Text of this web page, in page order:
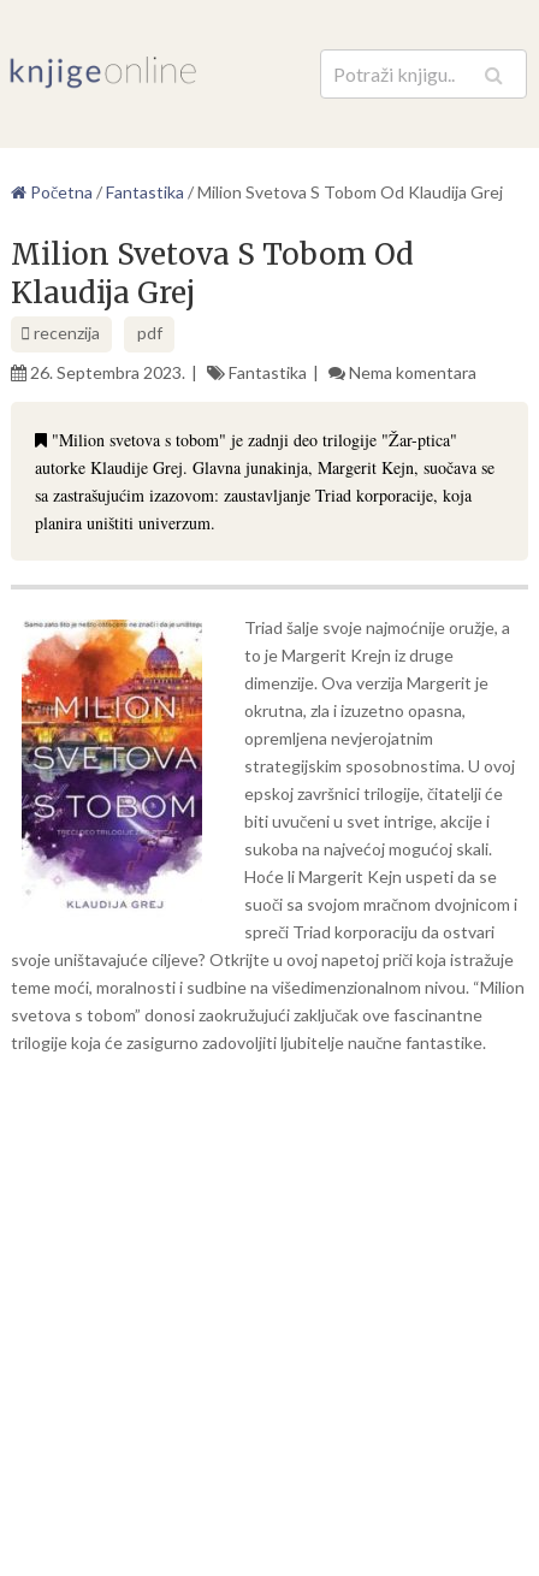
Pretraga
Početna /Fantastika /Milion Svetova S Tobom Od Klaudija Grej
Milion Svetova S Tobom Od
Klaudija Grej
recenzija
pdf
26. Septembra 2023.
Fantastika Nema komentara
"Milion svetova s tobom" je zadnji deo trilogije "Žar-ptica"
autorke Klaudije Grej. Glavna junakinja, Margerit Kejn, suočava se
sa zastrašujućim izazovom: zaustavljanje Triad korporacije, koja
planira uništiti univerzum.
Triad šalje svoje najmoćnije oružje, a
to je Margerit Krejn iz druge
dimenzije. Ova verzija Margerit je
okrutna, zla i izuzetno opasna,
opremljena nevjerojatnim
strategijskim sposobnostima. U ovoj
epskoj završnici trilogije, čitatelji će
biti uvučeni u svet intrige, akcije i
sukoba na najvećoj mogućoj skali.
Hoće li Margerit Kejn uspeti da se
suoči sa svojom mračnom dvojnicom i
spreči Triad korporaciju da ostvari
svoje uništavajuće ciljeve? Otkrijte u ovoj napetoj priči koja istražuje
teme moći, moralnosti i sudbine na višedimenzionalnom nivou. “Milion
svetova s tobom” donosi zaokružujući zaključak ove fascinantne
trilogije koja će zasigurno zadovoljiti ljubitelje naučne fantastike.